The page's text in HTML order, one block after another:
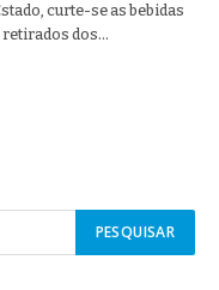
curte-se as bebidas
retirados dos…